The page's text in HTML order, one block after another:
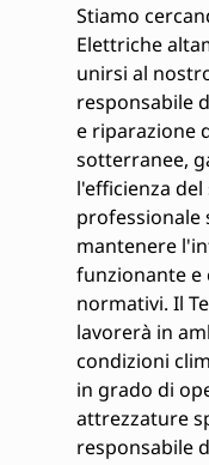
Stiamo
Elettriche
unirsi al
responsabile
e riparazione
sotterranee,
l'efficienza
professionale
mantenere
funzionante e
normativi. Il
lavorerà in
condizioni
in grado di
attrezzature
responsabile